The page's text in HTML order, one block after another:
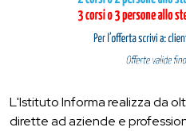
L'Istituto Informa realizza da
dirette ad aziende e